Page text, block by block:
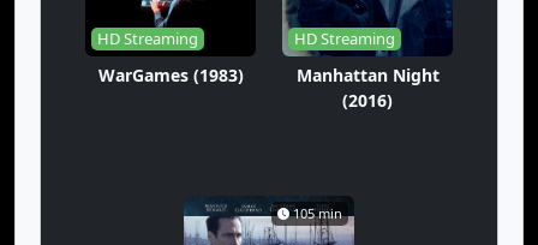
HD Streaming
WarGames (1983)
HD Streaming
Manhattan Night
(2016)
105 min